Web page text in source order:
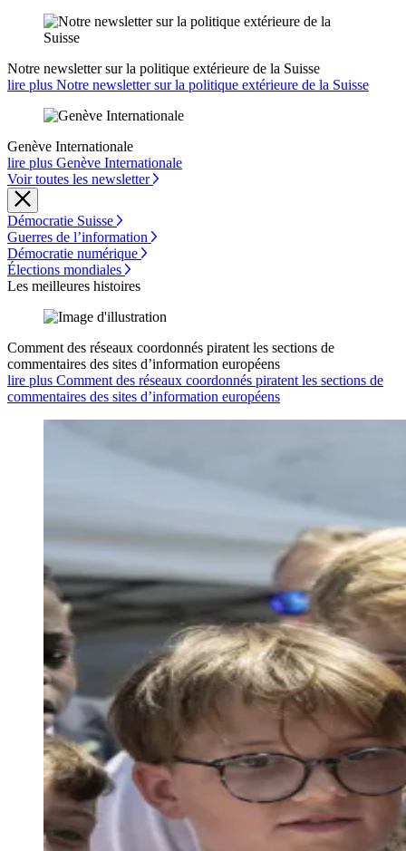
Notre newsletter sur la politique extérieure de la Suisse
lire plus Notre newsletter sur la politique extérieure de la Suisse
Genève Internationale
lire plus Genève Internationale
Voir toutes les newsletter
Démocratie Suisse
Guerres de l’information
Démocratie numérique
Élections mondiales
Les meilleures histoires
Comment des réseaux coordonnés piratent les sections de
commentaires des sites d’information européens
lire plus Comment des réseaux coordonnés piratent les sections de
commentaires des sites d’information européens